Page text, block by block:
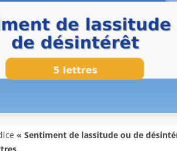
« Sentiment de lassitude ou de